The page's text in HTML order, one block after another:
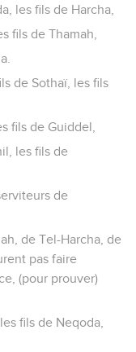
les fils de Harcha,
fils de Thamah,
de Sothaï, les fils
fils de Guiddel,
les fils de
de
de Tel-Harcha, de
pas faire
(pour prouver)
fils de Neqoda,